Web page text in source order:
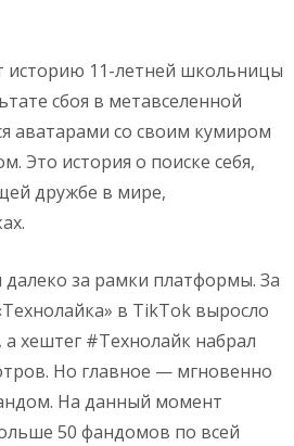
историю 11-летней школьницы
сбоя в метавселенной
аватарами со своим кумиром
Это история о поиске себя,
дружбе в мире,
за рамки платформы. За
в TikTok выросло
хештег #Технолайк набрал
Но главное — мгновенно
На данный момент
50 фандомов по всей